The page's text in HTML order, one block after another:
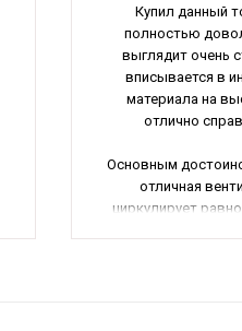
Купил данный
полностью
выглядит очень
вписывается в
материала на
отлично
Основным
отличная
циркулирует